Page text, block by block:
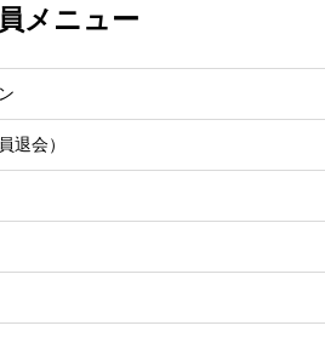
メニュー
退会）